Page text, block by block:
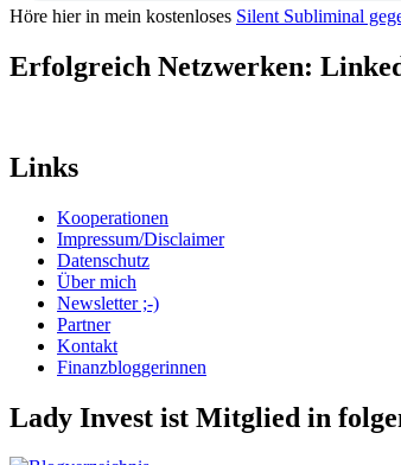
Höre hier in mein kostenloses Silent Subliminal
Erfolgreich Netzwerken:
Links
Kooperationen
Impressum/Disclaimer
Datenschutz
Über mich
Newsletter ;-)
Partner
Kontakt
Finanzbloggerinnen
Lady Invest ist Mitglied in